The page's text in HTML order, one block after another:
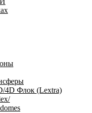
4D Флок (Lextra)